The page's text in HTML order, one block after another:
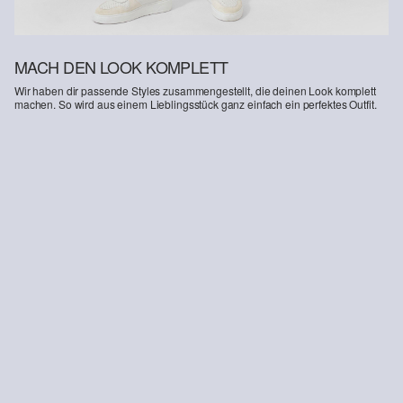
MACH DEN LOOK KOMPLETT
Wir haben dir passende Styles zusammengestellt, die deinen Look komplett
machen. So wird aus einem Lieblingsstück ganz einfach ein perfektes Outfit.